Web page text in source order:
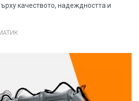
качеството, надеждността и